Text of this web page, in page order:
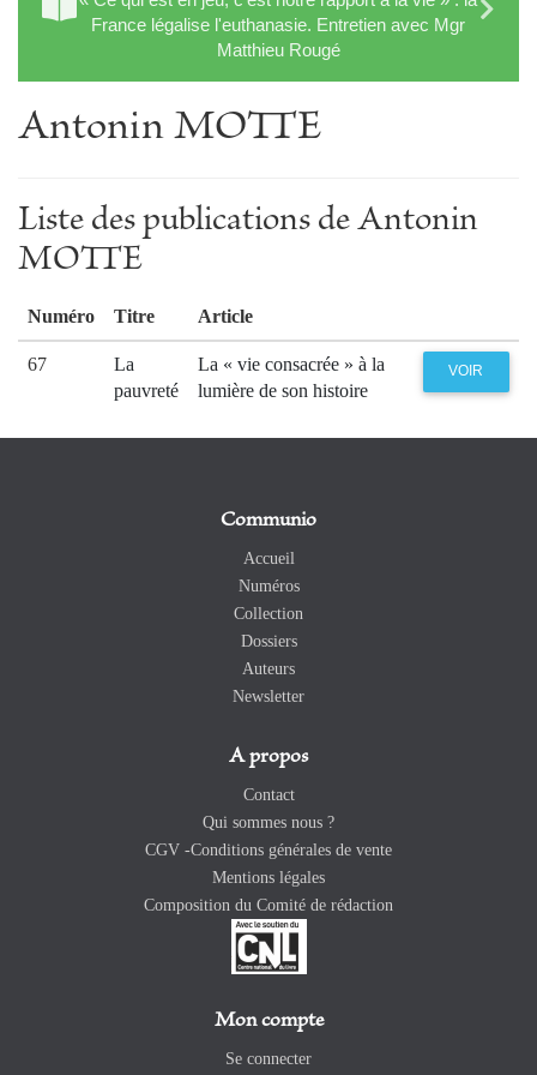
France légalise l'euthanasie. Entretien avec Mgr
Matthieu Rougé
Antonin MOTTE
Liste des publications de Antonin
MOTTE
Numéro Titre Article
67
La
pauvreté
La « vie consacrée » à la
lumière de son histoire
VOIR
Communio
Accueil
Numéros
Collection
Dossiers
Auteurs
Newsletter
A propos
Contact
Qui sommes nous ?
CGV -Conditions générales de vente
Mentions légales
Composition du Comité de rédaction
Mon compte
Se connecter